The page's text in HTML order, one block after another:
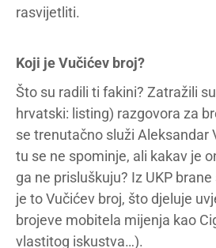
rasvijetliti.
Koji je Vučićev broj?
Što su radili ti fakini? Zatražili
hrvatski: listing) razgovora za
se trenutačno služi Aleksandar
tu se ne spominje, ali kakav je
ga ne prisluškuju? Iz UKP
je to Vučićev broj, što djeluje
brojeve mobitela mijenja kao
vlastitog iskustva…).